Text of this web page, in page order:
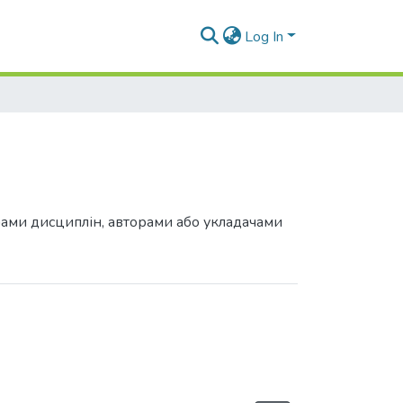
Log In
дисциплін, авторами або укладачами